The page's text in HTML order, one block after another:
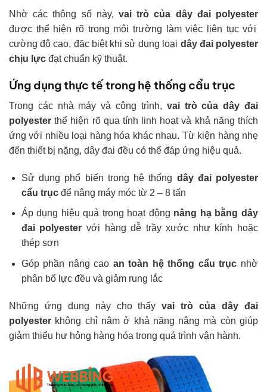
Nhờ các thông số này, vai trò của dây đai polyester
được thể hiện rõ trong môi trường làm việc liên tục với
cường độ cao, đặc biệt khi sử dụng loại dây đai polyester
chịu lực đạt chuẩn kỹ thuật.
Ứng dụng thực tế trong hệ thống cẩu trục
Trong các nhà máy và công trình, vai trò của dây đai
polyester thể hiện rõ qua tính linh hoạt và khả năng thích
ứng với nhiều loại hàng hóa khác nhau. Từ kiện hàng nhẹ
đến thiết bị nặng, dây đai đều có thể đáp ứng hiệu quả.
Sử dụng phổ biến trong hệ thống dây đai polyester
cẩu trụcđể nâng máy móc từ 2 – 8 tấn
Áp dụng hiệu quả trong hoạt động nâng hạ bằng dây
đai polyester với hàng dễ trầy xước như kính hoặc
thép sơn
Góp phần nâng cao an toàn hệ thống cẩu trục nhờ
phân bổ lực đều và giảm rung lắc
Những ứng dụng này cho thấyvai trò của dây đai
polyester không chỉ nằm ở khả năng nâng mà còn giúp
giảm thiểu hư hỏng hàng hóa trong quá trình vận hành.